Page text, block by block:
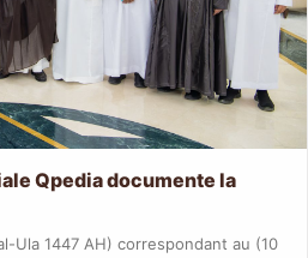
Qpedia documente la
Ula 1447 AH) correspondant au (10